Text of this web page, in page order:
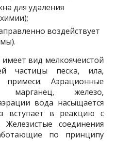
для удаления
воздействует
вид мелкоячеистой
частицы песка, ила,
примеси. Аэрационные
марганец, железо,
вода насыщается
вступает в реакцию с
соединения
по принципу